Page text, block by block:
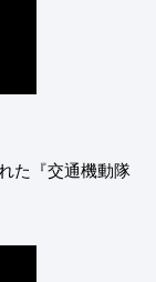
た『交通機動隊